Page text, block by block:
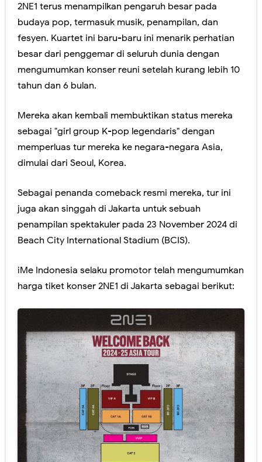
2NE1 terus menampilkan pengaruh besar pada
budaya pop, termasuk musik, penampilan, dan
fesyen. Kuartet ini baru-baru ini menarik perhatian
besar dari penggemar di seluruh dunia dengan
mengumumkan konser reuni setelah kurang lebih 10
tahun dan 6 bulan.
Mereka akan kembali membuktikan status mereka
sebagai "girl group K-pop legendaris" dengan
memperluas tur mereka ke negara-negara Asia,
dimulai dari Seoul, Korea.
Sebagai penanda comeback resmi mereka, tur ini
juga akan singgah di Jakarta untuk sebuah
penampilan spektakuler pada 23 November 2024 di
Beach City International Stadium (BCIS).
iMe Indonesia selaku promotor telah mengumumkan
harga tiket konser 2NE1 di Jakarta sebagai berikut: